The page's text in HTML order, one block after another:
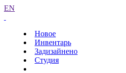
EN
Новое
Инвентарь
Задизайнено
Студия